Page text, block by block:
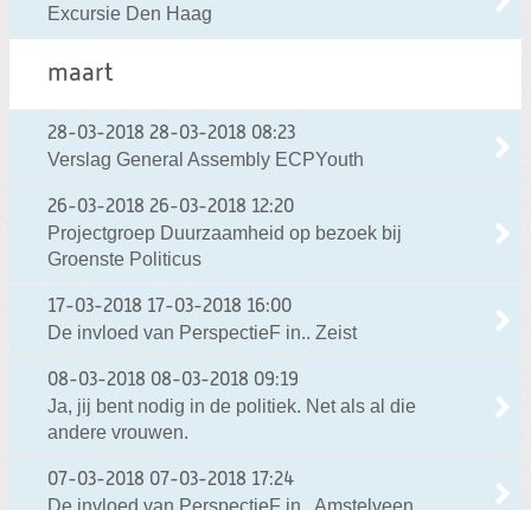
Excursie Den Haag
maart
28-03-2018 28-03-2018 08:23
Verslag General Assembly ECPYouth
26-03-2018 26-03-2018 12:20
Projectgroep Duurzaamheid op bezoek bij
Groenste Politicus
17-03-2018 17-03-2018 16:00
De invloed van PerspectieF in.. Zeist
08-03-2018 08-03-2018 09:19
Ja, jij bent nodig in de politiek. Net als al die
andere vrouwen.
07-03-2018 07-03-2018 17:24